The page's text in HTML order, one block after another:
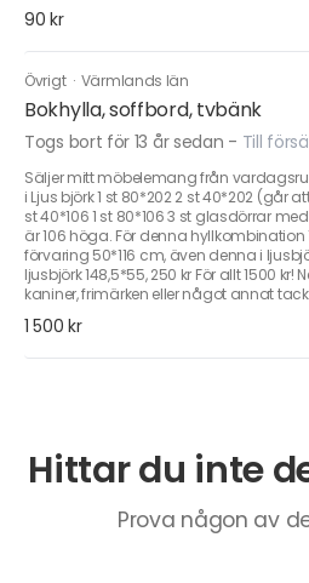
90 kr
Övrigt · Värmlands län
Bokhylla, soffbord, tvbänk
Togs bort för 13 år sedan - Till
Säljer mitt möbelemang från
i Ljus björk 1 st 80*202 2 st 40*202 (går
st 40*106 1 st 80*106 3 st glasdörrar
är 106 höga. För denna hyllkombination
förvaring 50*116 cm, även denna i
ljusbjörk 148,5*55, 250 kr För allt 1500 kr!
kaniner, frimärken eller något annat
1 500 kr
Hittar du inte
Prova någon av